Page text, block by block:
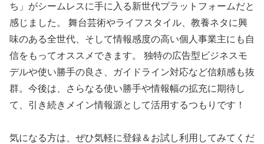
ち」がシームレスに手に入る新世代プラットフォームだと
感じました。 舞台芸術やライフスタイル、教養ネタに興
味のある全世代、そして情報感度の高い個人事業主にも自
信をもってオススメできます。 独特の広告型ビジネスモ
デルや使い勝手の良さ、ガイドライン対応など信頼感も抜
群。今後は、さらなる使い勝手や情報幅の拡充に期待し
て、引き続きメイン情報源として活用するつもりです！
気になる方は、ぜひ気軽に登録＆お試し利用してみてくだ